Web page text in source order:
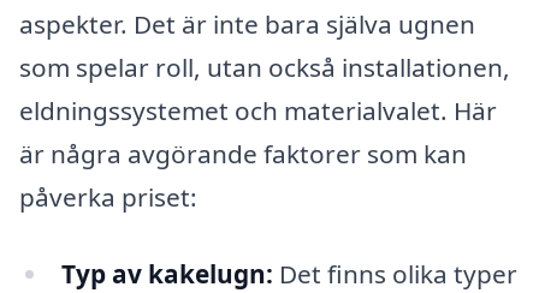
aspekter. Det är inte bara själva ugnen
som spelar roll, utan också installationen,
eldningssystemet och materialvalet. Här
är några avgörande faktorer som kan
påverka priset:
Typ av kakelugn: Det finns olika typer